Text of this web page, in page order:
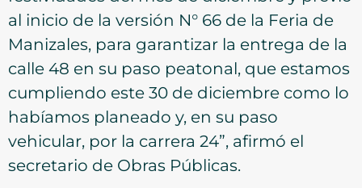
al inicio de la versión N° 66 de la Feria de
Manizales, para garantizar la entrega de la
calle 48 en su paso peatonal, que estamos
cumpliendo este 30 de diciembre como lo
habíamos planeado y, en su paso
vehicular, por la carrera 24”, afirmó el
secretario de Obras Públicas.